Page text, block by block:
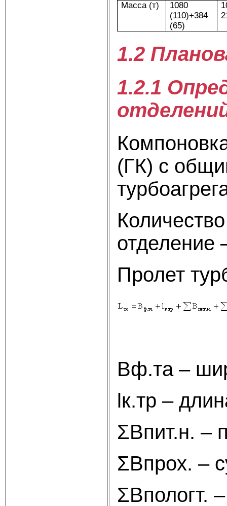
Масса (т)
1080
(110)+384
(65)
1.2
1.2.1
(ГК) с
отделение
Пролет
Вф.та –
lк.тр –
ΣВпит.н. –
ΣВпрох. –
ΣВпологт.